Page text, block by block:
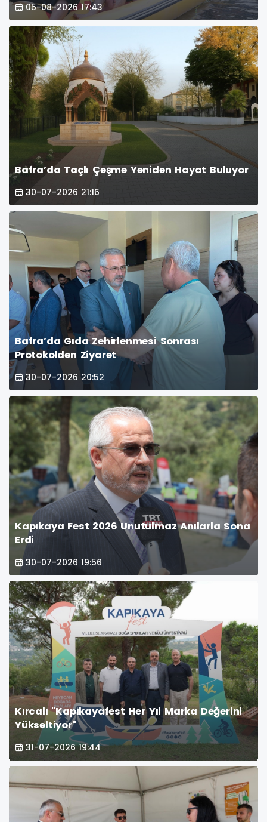
05-08-2026 17:43
Bafra’da Taçlı Çeşme Yeniden Hayat Buluyor
30-07-2026 21:16
Bafra’da Gıda Zehirlenmesi Sonrası
Protokolden Ziyaret
30-07-2026 20:52
Kapıkaya Fest 2026 Unutulmaz Anılarla Sona
Erdi
30-07-2026 19:56
Kırcalı "Kapıkayafest Her Yıl Marka Değerini
Yükseltiyor"
31-07-2026 19:44